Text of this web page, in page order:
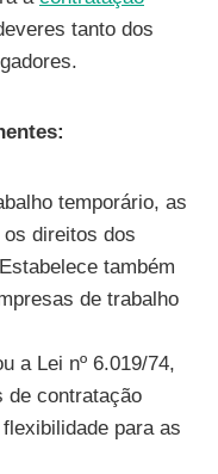
tanto dos
temporário, as
direitos dos
também
de trabalho
a Lei nº 6.019/74,
de contratação
para as